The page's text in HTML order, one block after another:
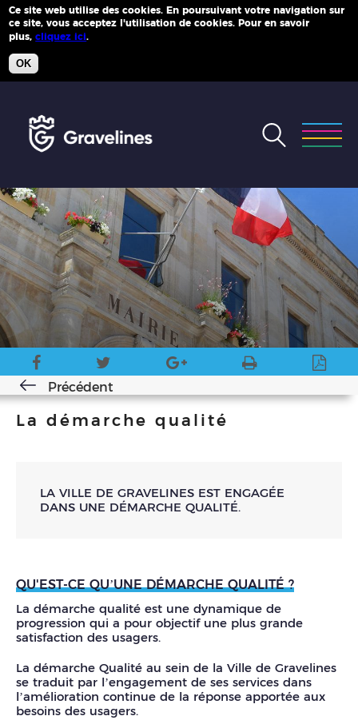
Ce site web utilise des cookies. En poursuivant votre navigation sur
ce site, vous acceptez l'utilisation de cookies. Pour en savoir
plus,cliquez ici.
OK
Précédent
La démarche qualité
LA VILLE DE GRAVELINES EST ENGAGÉE
DANS UNE DÉMARCHE QUALITÉ.
QU'EST-CE QU’UNE DÉMARCHE QUALITÉ ?
La démarche qualité est une dynamique de
progression qui a pour objectif une plus grande
satisfaction des usagers.
La démarche Qualité au sein de la Ville de Gravelines
se traduit par l’engagement de ses services dans
l’amélioration continue de la réponse apportée aux
besoins des usagers.